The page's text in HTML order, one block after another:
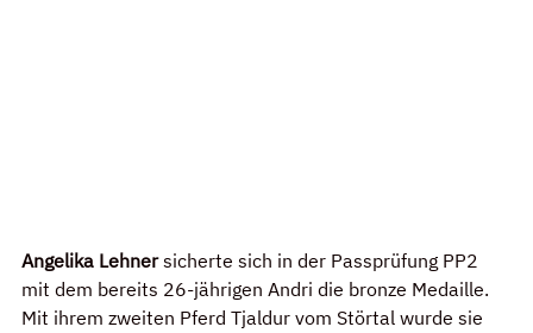
Angelika Lehner sicherte sich in der Passprüfung PP2
mit dem bereits 26-jährigen Andri die bronze Medaille.
Mit ihrem zweiten Pferd Tjaldur vom Störtal wurde sie